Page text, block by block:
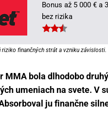
Bonus až 5 000 € a
bez rizika
riziko finančných strát a vzniku závislosti.
MMA bola dlhodobo
umeniach na svete. V
ju finančne